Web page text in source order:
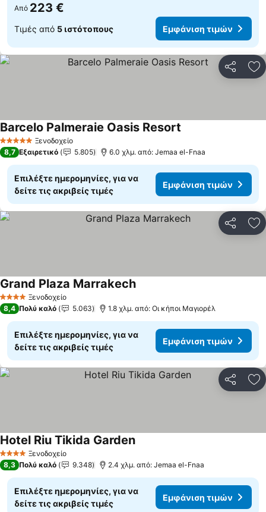
Από 223 €
Τιμές από 5 ιστότοπους Εμφάνιση τιμών
5 Αστέρια Ξενοδοχείο
Barcelo Palmeraie Oasis Resort
8,7 Εξαιρετικό 5.805 6.0 χλμ. από: Jemaa el-Fnaa
Επιλέξτε ημερομηνίες, για να
δείτε τις ακριβείς τιμές
Εμφάνιση τιμών
4 ΑστέριαΞενοδοχείο
Grand Plaza Marrakech
8,4 Πολύ καλό 5.063 1.8 χλμ. από: Οι κήποι Μαγιορέλ
Επιλέξτε ημερομηνίες, για να
δείτε τις ακριβείς τιμές
Εμφάνιση τιμών
4 ΑστέριαΞενοδοχείο
Hotel Riu Tikida Garden
8,3 Πολύ καλό 9.348 2.4 χλμ. από: Jemaa el-Fnaa
Επιλέξτε ημερομηνίες, για να
δείτε τις ακριβείς τιμές
Εμφάνιση τιμών